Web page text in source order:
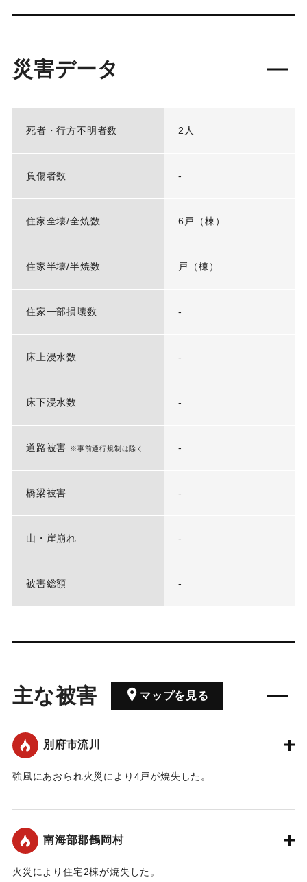
災害データ
死者・行方不明者数 2人
負傷者数 -
住家全壊/全焼数 6戸（棟）
住家半壊/半焼数 戸（棟）
住家一部損壊数 -
床上浸水数 -
床下浸水数 -
道路被害 ※事前通行規制は除く -
橋梁被害 -
山・崖崩れ -
被害総額 -
主な被害 マップを見る
別府市流川
強風にあおられ火災により4戸が焼失した。
｜固有コード:00325001
南海部郡鶴岡村
火災により住宅2棟が焼失した。